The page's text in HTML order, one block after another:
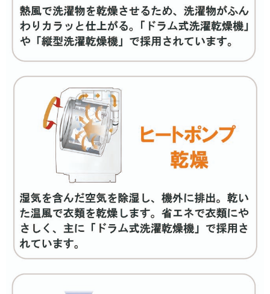
洗濯8.0kg
洗濯9.0kg
洗濯10.0kg
洗濯12.0kg
有
乾燥容量［洗濯時］で絞り込む
乾燥4.0kg
乾燥4.5kg
乾燥5.0kg
乾燥6.0kg
乾燥7.0kg
乾燥方式で絞り込む
ヒーター乾燥
ヒートポンプ乾燥
ヒーター乾燥(排気タイ
ヒーター乾燥(水冷・除